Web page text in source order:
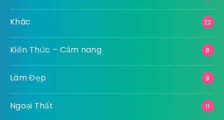
Khác 22
Kiến Thức – Cẩm nang 8
Làm Đẹp 9
Ngoại Thất 11